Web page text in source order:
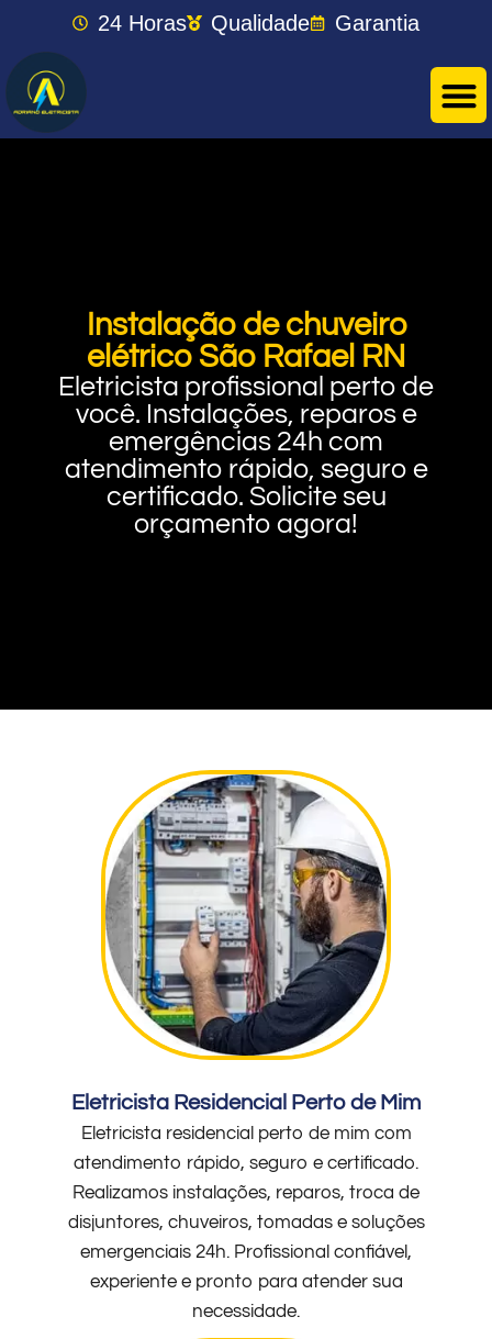
24 Horas Qualidade Garantia
Instalação de chuveiro
elétrico São Rafael RN
Eletricista profissional perto de
você. Instalações, reparos e
emergências 24h com
atendimento rápido, seguro e
certificado. Solicite seu
orçamento agora!
Eletricista Residencial Perto de Mim
Eletricista residencial perto de mim com
atendimento rápido, seguro e certificado.
Realizamos instalações, reparos, troca de
disjuntores, chuveiros, tomadas e soluções
emergenciais 24h. Profissional confiável,
experiente e pronto para atender sua
necessidade.